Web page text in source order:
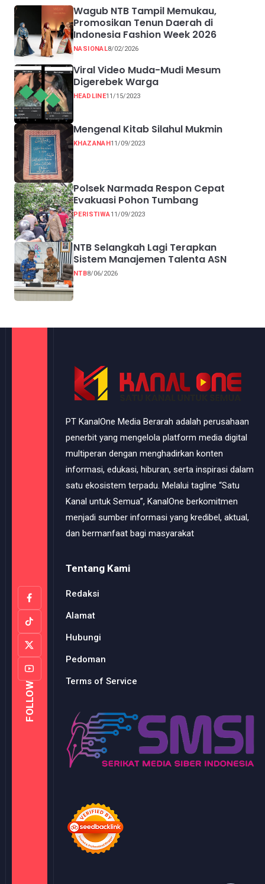
Wagub NTB Tampil Memukau,
Promosikan Tenun Daerah di
Indonesia Fashion Week 2026
NASIONAL8/02/2026
Viral Video Muda-Mudi Mesum
Digerebek Warga
HEADLINE11/15/2023
Mengenal Kitab Silahul Mukmin
KHAZANAH11/09/2023
Polsek Narmada Respon Cepat
Evakuasi Pohon Tumbang
PERISTIWA11/09/2023
NTB Selangkah Lagi Terapkan
Sistem Manajemen Talenta ASN
NTB8/06/2026
FOLLOW
PT KanalOne Media Berarah adalah perusahaan
penerbit yang mengelola platform media digital
multiperan dengan menghadirkan konten
informasi, edukasi, hiburan, serta inspirasi dalam
satu ekosistem terpadu. Melalui tagline “Satu
Kanal untuk Semua”, KanalOne berkomitmen
menjadi sumber informasi yang kredibel, aktual,
dan bermanfaat bagi masyarakat
Tentang Kami
Redaksi
Alamat
Hubungi
Pedoman
Terms of Service